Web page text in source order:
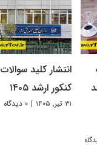
انتشار کلید سوالات
کنکور ارشد ۱۴۰۵
۳۱ تیر, ۱۴۰۵ | ۰ دیدگاه